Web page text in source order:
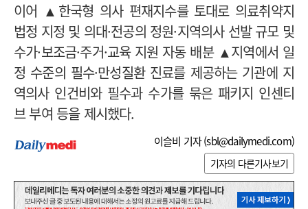
이어 ▲한국형 의사 편재지수를 토대로 의료취약지
법정 지정 및 의대·전공의 정원·지역의사 선발 규모 및
수가·보조금·주거·교육 지원 자동 배분 ▲지역에서 일
정 수준의 필수·만성질환 진료를 제공하는 기관에 지
역의사 인건비와 필수과 수가를 묶은 패키지 인센티
브 부여 등을 제시했다.
이슬비 기자 (sbl@dailymedi.com)
기자의 다른기사보기